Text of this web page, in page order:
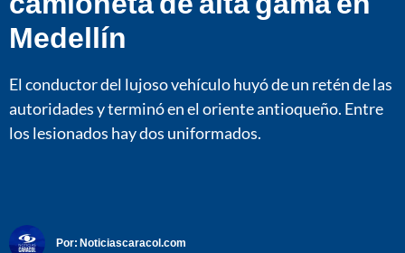
Medellín
El conductor del lujoso vehículo huyó de un retén de las
autoridades y terminó en el oriente antioqueño. Entre
los lesionados hay dos uniformados.
Por: Noticiascaracol.com